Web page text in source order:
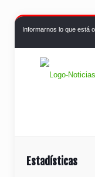
Informarnos lo que está
Estadísticas